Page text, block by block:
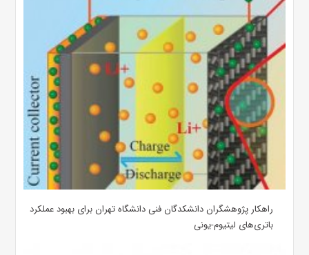
راهکار پژوهشگران دانشکدگان فنی دانشگاه تهران برای بهبود عملکرد
باتری‌های لیتیوم-یونی